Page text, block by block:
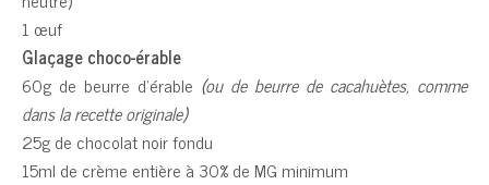
1 œuf
Glaçage choco-érable
60g de beurre d’érable (ou de beurre de cacahuètes, comme
dans la recette originale)
25g de chocolat noir fondu
15ml de crème entière à 30% de MG minimum